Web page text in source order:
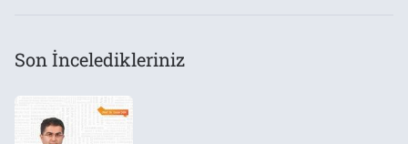
Perspektifinden
Cinsel Suçlularda
Yaşam Öyküsü
Son İnceledikleriniz